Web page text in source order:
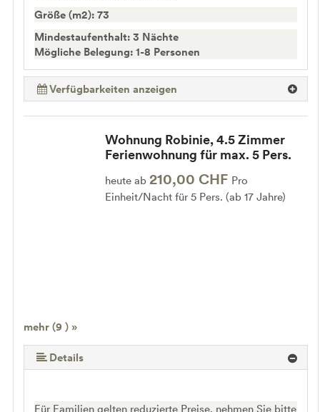
Größe (m2): 73
Mindestaufenthalt: 3 Nächte
Mögliche Belegung: 1-8 Personen
Verfügbarkeiten anzeigen
mehr (9 ) »
mehr (9 ) »
mehr (9 ) »
mehr (9 ) »
mehr (9 ) »
mehr (9 ) »
Wohnung Robinie, 4.5 Zimmer
Ferienwohnung für max. 5 Pers.
heute ab 210,00 CHF Pro
Einheit/Nacht für 5 Pers. (ab 17 Jahre)
Details
Für Familien gelten reduzierte Preise, nehmen Sie bitte